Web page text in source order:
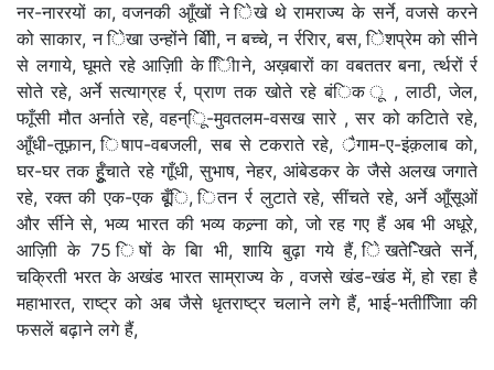
नर-नाररयों का, वजनकी आूँखों ने िेखे थे रामराज्य के सर्ने, वजसे करने
को साकार, न िेखा उन्होंने बीिी, न बच्चे, न र्ररिार, बस, िेशप्रेम को सीने
से लगाये, घूमते रहे आज़ािी के िीिाने, अख़बारों का वबततर बना, र्त्थरों र्र
सोते रहे, अर्ने सत्याग्रह र्र, प्राण तक खोते रहे बंिक ू , लाठी, जेल,
फाूँसी मौत अर्नाते रहे, वहन्िू-मुवतलम-वसख सारे , सर को कटिाते रहे,
आूँधी-तूफ़ान, िषाप-वबजली, सब से टकराते रहे, र्ैगाम-ए-इंक़लाब को,
घर-घर तक र्हुूँचाते रहे गाूँधी, सुभाष, नेहर, आंबेडकर के जैसे अलख जगाते
रहे, रक्त की एक-एक बूूँि, ितन र्र लुटाते रहे, सींचते रहे, अर्ने आूँसूओं
और र्सीने से, भव्य भारत की भव्य कल्र्ना को, जो रह गए हैं अब भी अधूरे,
आज़ािी के 75 िषों के बाि भी, शायि बुढ़ा गये हैं, िेखते-िेखते सर्ने,
चक्रिती भरत के अखंड भारत साम्राज्य के , वजसे खंड-खंड में, हो रहा है
महाभारत, राष्ट्र को अब जैसे धृतराष्ट्र चलाने लगे हैं, भाई-भतीजािाि की
फसलें बढ़ाने लगे हैं,